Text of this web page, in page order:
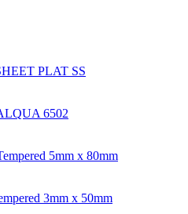
PLAT SS
6502
5mm x 80mm
3mm x 50mm